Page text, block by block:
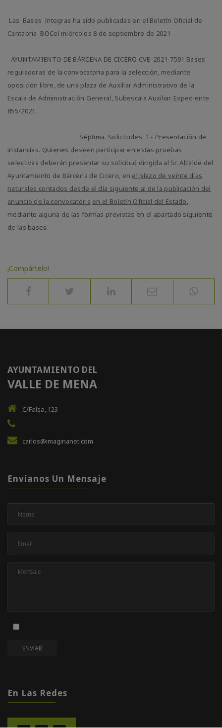
Las Bases íntegras ha sido publicadas en el Boletín Oficial de
Cantabria BOCel miércoles 8 de septiembre de 2021
AYUNTAMIENTO DE BÁRCENA DE CICERO CVE-2021-7591 Bases
reguladoras de la convocatoria para la selección, mediante
oposición libre, de una plaza de Auxiliar Administrativo de la
Escala de Administración General, Subescala Auxiliar. Expediente
855/2021.
Séptima. Solicitudes. 1.- Presentación de
instancias. Quienes deseen participar en estas pruebas
selectivas deberán presentar su solicitud dirigida al Sr. Alcalde del
Ayuntamiento de Bárcena de Cicero, en el plazo de veinte días
naturales contados desde el día siguiente al de la publicación del
anuncio de la convocatoria en el Boletín Oficial del Estado,
mediante alguna de las formas previstas en el apartado siguiente
de las bases.
¡Compártelo!
AYUNTAMIENTO DEL
VALLE DE MENA
C/Falsa, 123
carlos@imaginanet.com
Envíanos Un Mensaje
En Las Redes